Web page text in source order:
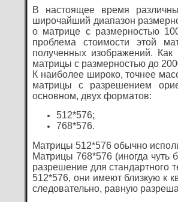
В настоящее время
широчайший диапазон
о матрице с размерностью
проблема стоимости этой
полученных изображений.
матрицы с размерностью до
К наиболее широко, точнее
матрицы с разрешением
основном, двух форматов:
512*576;
768*576.
Матрицы 512*576 обычно
Матрицы 768*576 (иногда чуть
разрешение для стандартного
512*576, они имеют близкую к
следовательно, равную